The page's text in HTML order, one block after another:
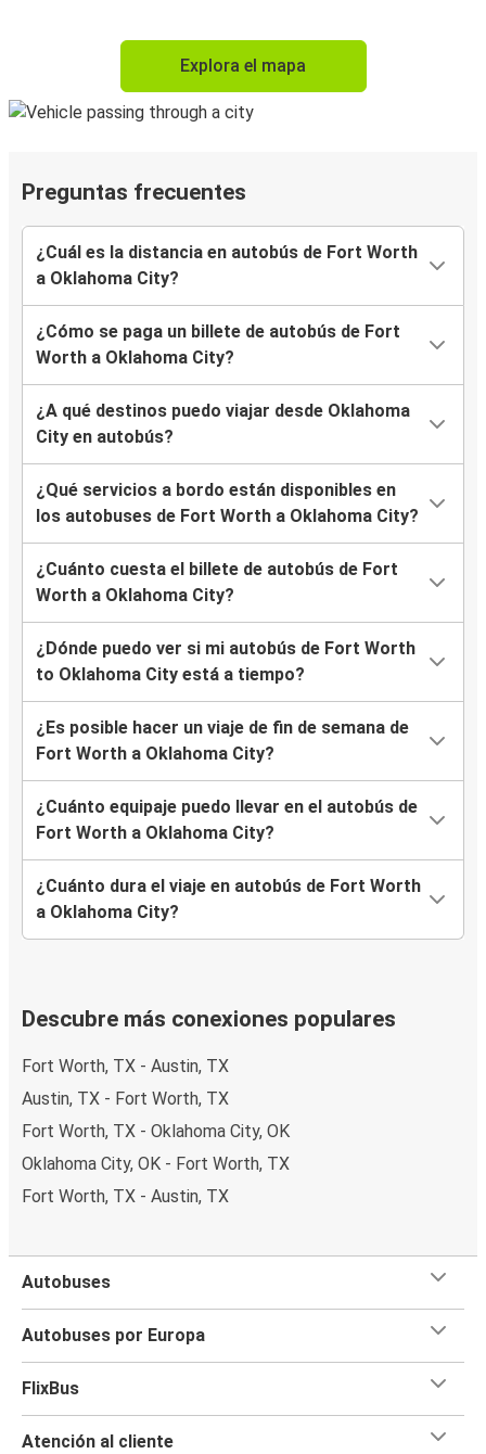
Explora el mapa
Preguntas frecuentes
¿Cuál es la distancia en autobús de Fort Worth
a Oklahoma City?
¿Cómo se paga un billete de autobús de Fort
Worth a Oklahoma City?
¿A qué destinos puedo viajar desde Oklahoma
City en autobús?
¿Qué servicios a bordo están disponibles en
los autobuses de Fort Worth a Oklahoma City?
¿Cuánto cuesta el billete de autobús de Fort
Worth a Oklahoma City?
¿Dónde puedo ver si mi autobús de Fort Worth
to Oklahoma City está a tiempo?
¿Es posible hacer un viaje de fin de semana de
Fort Worth a Oklahoma City?
¿Cuánto equipaje puedo llevar en el autobús de
Fort Worth a Oklahoma City?
¿Cuánto dura el viaje en autobús de Fort Worth
a Oklahoma City?
Descubre más conexiones populares
Fort Worth, TX - Austin, TX
Austin, TX - Fort Worth, TX
Fort Worth, TX - Oklahoma City, OK
Oklahoma City, OK - Fort Worth, TX
Fort Worth, TX - Austin, TX
Autobuses
Autobuses por Europa
FlixBus
Atención al cliente